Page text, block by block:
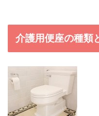
介護用便座の種類